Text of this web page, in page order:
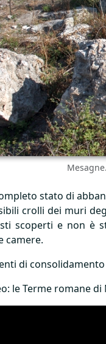
stato di
crolli dei muri
scoperti e non è
camere.
di
le Terme romane